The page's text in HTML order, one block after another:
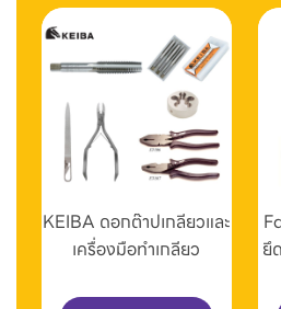
KEIBA ดอกต๊าปเกลียวและ
เครื่องมือทำเกลียว
ยึ